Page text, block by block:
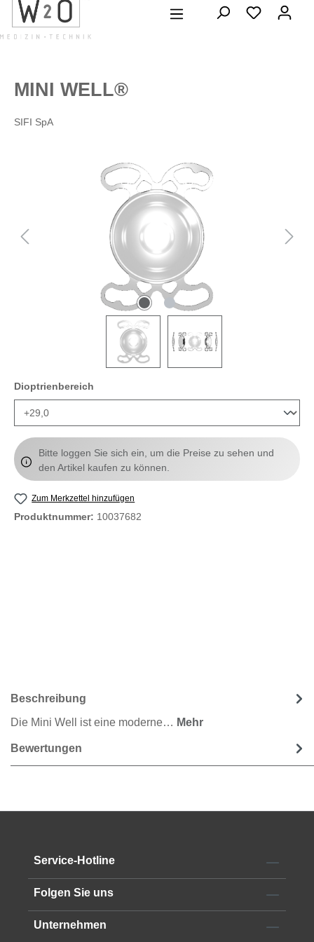
springen
MINI WELL®
SIFI SpA
Bildergalerie überspringen
Dioptrienbereich
Bitte loggen Sie sich ein, um die Preise zu sehen und
den Artikel kaufen zu können.
Zum Merkzettel hinzufügen
Produktnummer: 10037682
Beschreibung
Die Mini Well ist eine moderne… Mehr
Bewertungen
Service-Hotline
Folgen Sie uns
Unternehmen